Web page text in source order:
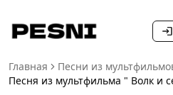
Главная
Песни из
Песня из мультфильма " Волк и